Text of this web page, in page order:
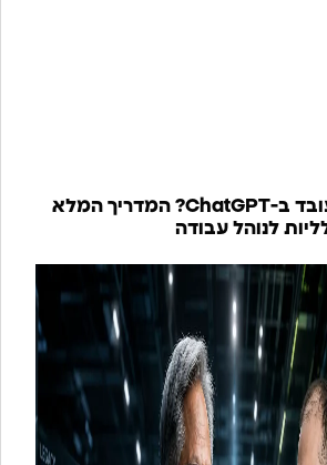
איך בונים Skill שעובד ב-ChatGPT? המדריך המלא
לנוהל עבודה